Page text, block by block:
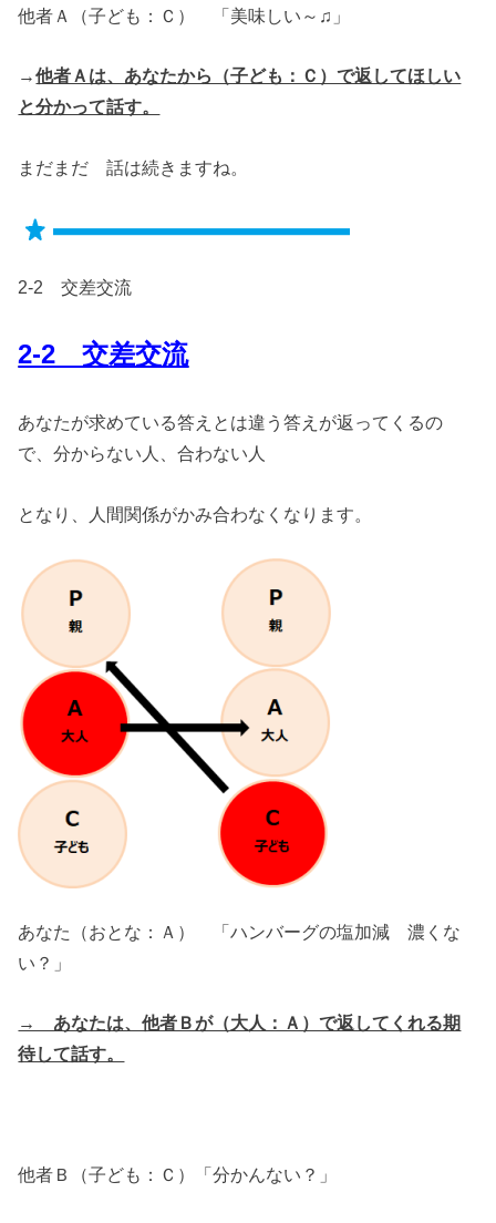
他者Ａ（子ども：Ｃ） 「美味しい～♫」
→他者Ａは、あなたから（子ども：Ｃ）で返してほしい
と分かって話す。
まだまだ 話は続きますね。
2-2 交差交流
2-2 交差交流
あなたが求めている答えとは違う答えが返ってくるの
で、分からない人、合わない人
となり、人間関係がかみ合わなくなります。
あなた（おとな：Ａ） 「ハンバーグの塩加減 濃くな
い？」
→ あなたは、他者Ｂが（大人：Ａ）で返してくれる期
待して話す。
他者Ｂ（子ども：Ｃ）「分かんない？」